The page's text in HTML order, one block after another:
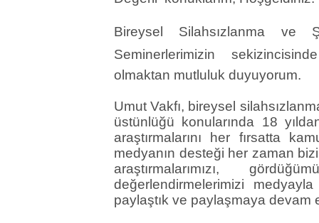
Bireysel Silahsızlanma ve
Seminerlerimizin
olmaktan mutluluk duyuyorum.
Umut Vakfı, bireysel
üstünlüğü konularında 18
araştırmalarını her fırsatta
medyanın desteği her zaman
araştırmalarımızı,
değerlendirmelerimizi
paylaştık ve paylaşmaya devam